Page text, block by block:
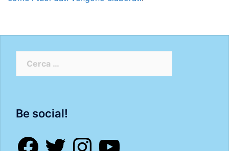
Be social!
FacebookTwitter InstagramYouTube